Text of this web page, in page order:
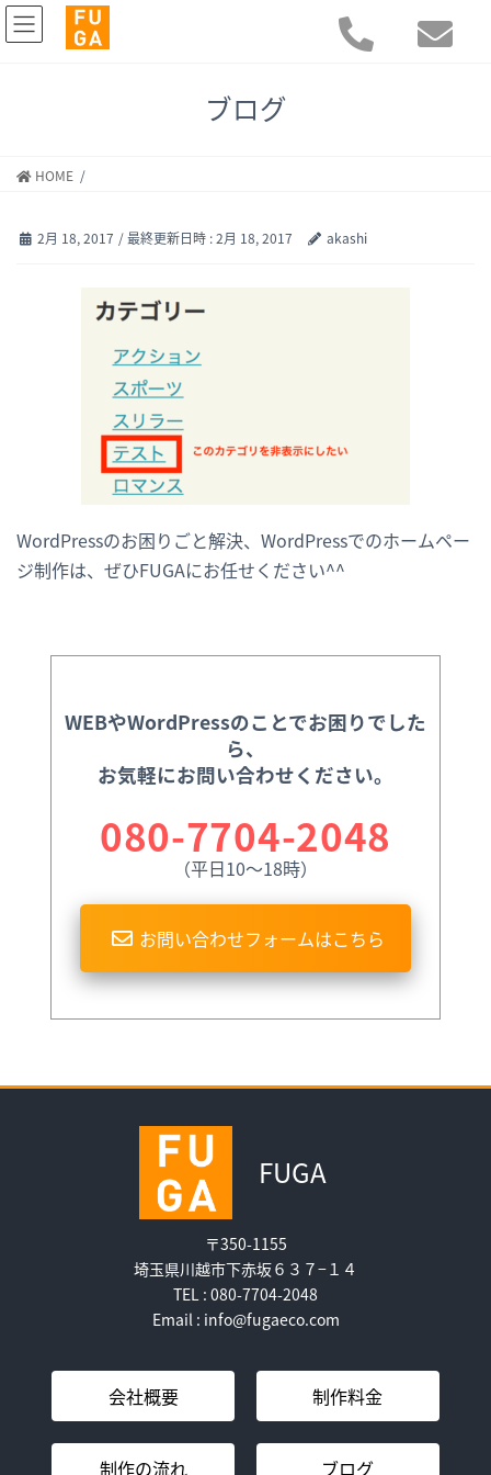
ブログ
HOME
2月 18, 2017 / 最終更新日時 :2月 18, 2017 akashi
WordPressのお困りごと解決、WordPressでのホームペー
ジ制作は、ぜひFUGAにお任せください^^
WEBやWordPressのことでお困りでした
ら、
お気軽にお問い合わせください。
080-7704-2048
（平日10〜18時）
お問い合わせフォームはこちら
FUGA
〒350-1155
埼玉県川越市下赤坂６３７−１４
TEL : 080-7704-2048
Email : info@fugaeco.com
会社概要 制作料金
制作の流れ ブログ